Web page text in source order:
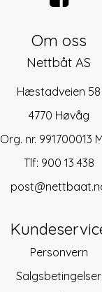
Om oss
Nettbåt AS
Hæstadveien 58
4770 Høvåg
Org. nr. 991700013
Tlf: 900 13 438
Personvern
Salgsbetingelser